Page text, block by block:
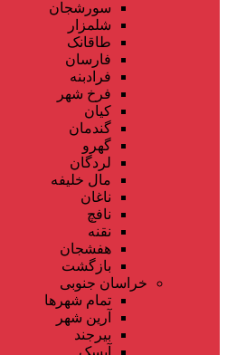
سورشجان
شلمزار
طاقانک
فارسان
فرادبنه
فرخ شهر
کیان
گندمان
گهرو
لردگان
مال خلیفه
ناغان
نافچ
نقنه
هفشجان
بازگشت
خراسان جنوبی
تمام شهر‌ها
آرین شهر
بیرجند
آیسک